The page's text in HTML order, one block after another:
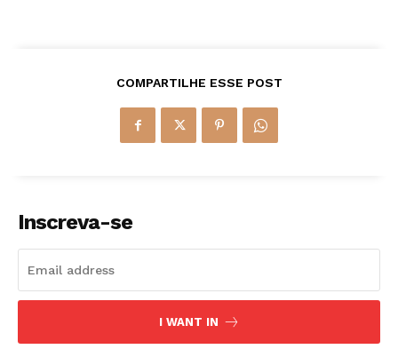
COMPARTILHE ESSE POST
Inscreva-se
I WANT IN